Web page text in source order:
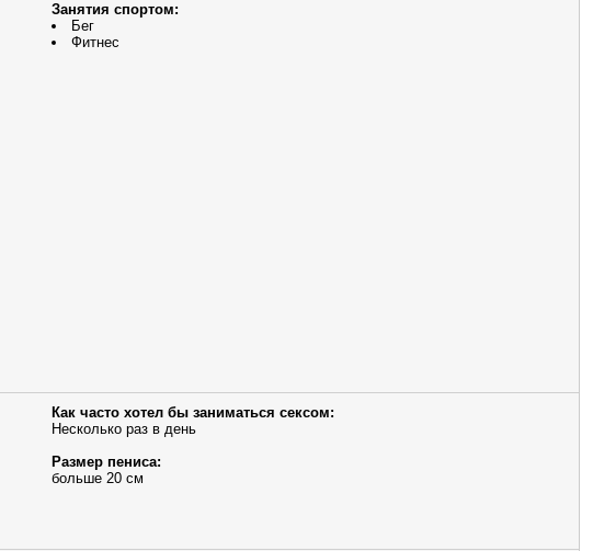
Занятия спортом:
Бег
Фитнес
Как часто хотел бы заниматься сексом:
Несколько раз в день
Размер пениса:
больше 20 см